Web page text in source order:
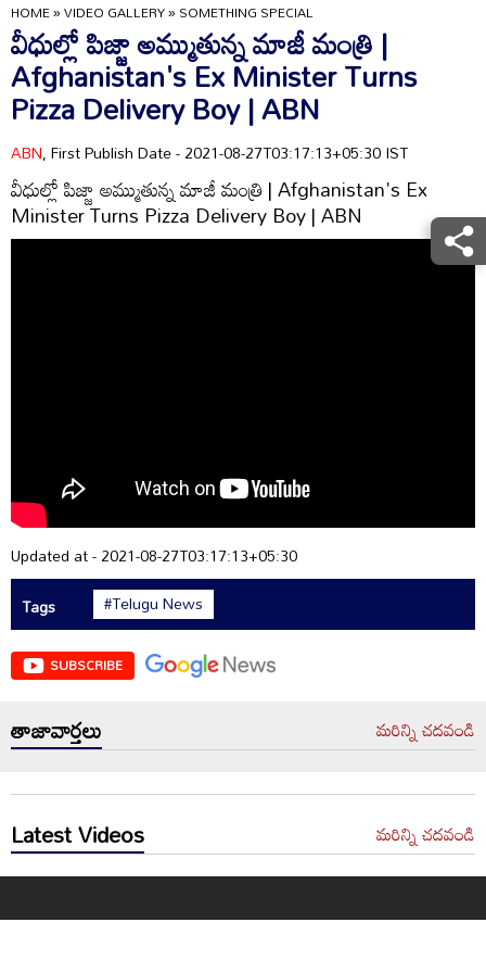
HOME»VIDEO GALLERY»SOMETHING SPECIAL
వీధుల్లో పిజ్జా అమ్ముతున్న మాజీ మంత్రి |
Afghanistan's Ex Minister Turns
Pizza Delivery Boy | ABN
ABN, First Publish Date - 2021-08-27T03:17:13+05:30 IST
వీధుల్లో పిజ్జా అమ్ముతున్న మాజీ మంత్రి | Afghanistan's Ex
Minister Turns Pizza Delivery Boy | ABN
Updated at - 2021-08-27T03:17:13+05:30
Tags
#Telugu News
SUBSCRIBE
తాజావార్తలు మరిన్ని చదవండి
Latest Videos మరిన్ని చదవండి